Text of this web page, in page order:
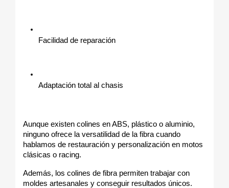
Facilidad de reparación
Adaptación total al chasis
Aunque existen colines en ABS, plástico o aluminio,
ninguno ofrece la versatilidad de la fibra cuando
hablamos de restauración y personalización en motos
clásicas o racing.
Además, los colines de fibra permiten trabajar con
moldes artesanales y conseguir resultados únicos.